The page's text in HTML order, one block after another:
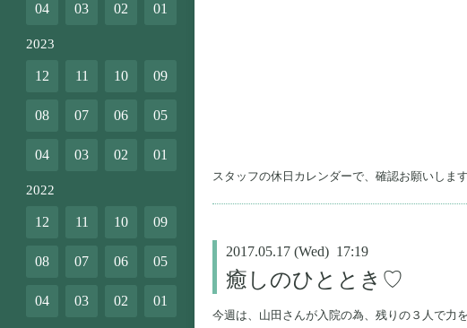
スタッフの休日カレンダーで、確認お願いしま
2017.05.17 (Wed) 17:19
癒しのひととき♡
今週は、山田さんが入院の為、残りの３人で力
04 03 02 01
2023
12 11 10 09
08 07 06 05
04 03 02 01
2022
12 11 10 09
08 07 06 05
04 03 02 01